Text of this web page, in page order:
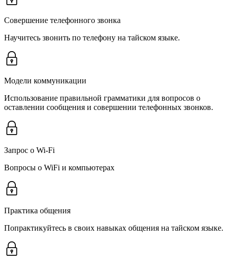
Совершение телефонного звонка
Научитесь звонить по телефону на тайском языке.
Модели коммуникации
Использование правильной грамматики для вопросов о
оставлении сообщения и совершении телефонных звонков.
Запрос о Wi-Fi
Вопросы о WiFi и компьютерах
Практика общения
Попрактикуйтесь в своих навыках общения на тайском языке.